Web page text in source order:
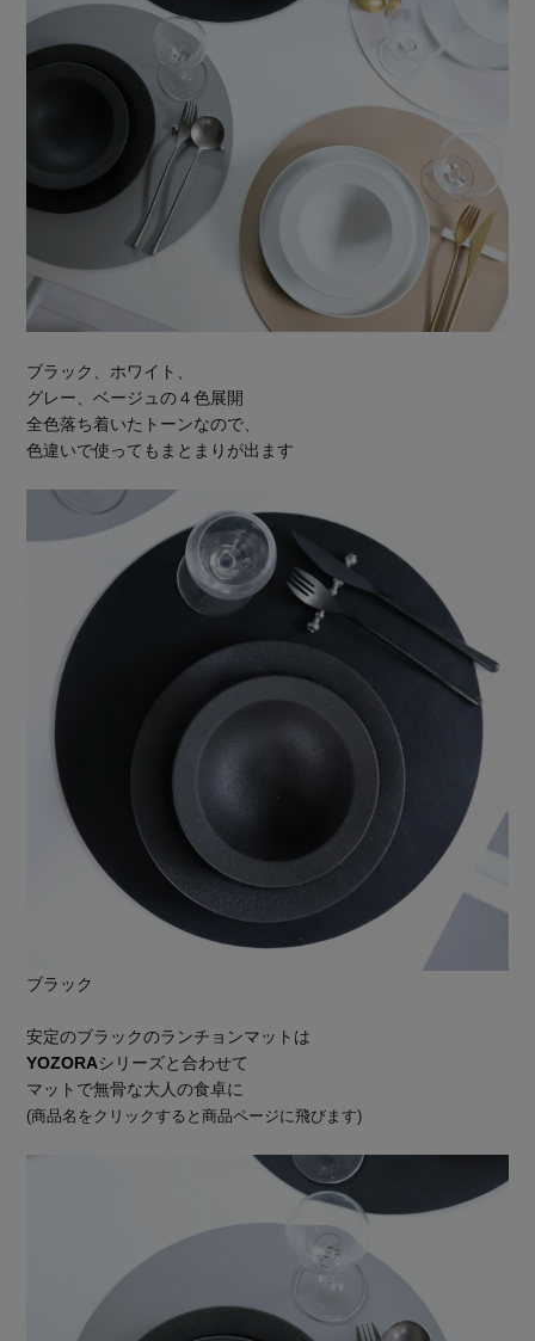
ブラック、ホワイト、
グレー、ベージュの４色展開
全色落ち着いたトーンなので、
色違いで使ってもまとまりが出ます
ブラック
安定のブラックのランチョンマットは
YOZORAシリーズと合わせて
マットで無骨な大人の食卓に
(商品名をクリックすると商品ページに飛びます)